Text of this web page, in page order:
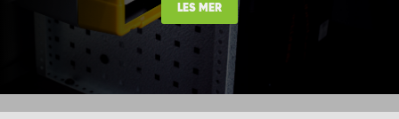
LES MER
WORK SYSTEM ALTA